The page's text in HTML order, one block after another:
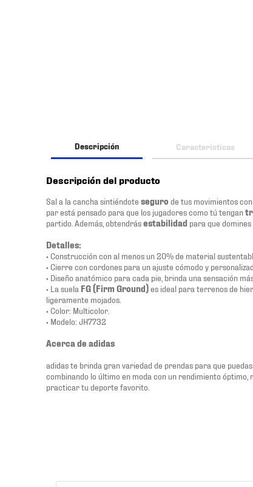
Descripción Características
Descripción del producto
Sal a la cancha sintiéndote seguro de tus movimientos
par está pensado para que los jugadores como tú tengan
partido. Además, obtendrásestabilidad para que
Detalles:
• Construcción con al menos un 20% de material
• Cierre con cordones para un ajuste cómodo y
• Diseño anatómico para cada pie, brinda una sensación
• La suela FG (Firm Ground)es ideal para terrenos de
ligeramente mojados.
• Color: Multicolor.
• Modelo: JH7732
Acerca de adidas
adidas te brinda gran variedad de prendas para que
combinando lo último en moda con un rendimiento
practicar tu deporte favorito.